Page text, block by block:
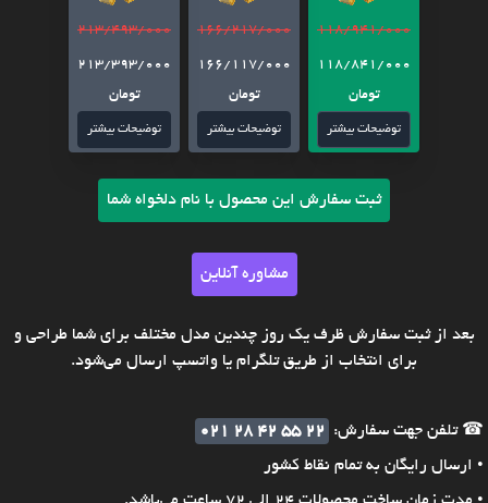
118/941/000
118/841/000
تومان
توضیحات بیشتر
166/217/000
166/117/000
تومان
توضیحات بیشتر
213/493/000
213/393/000
تومان
توضیحات بیشتر
ثبت سفارش این محصول با نام دلخواه شما
مشاوره آنلاین
بعد از ثبت سفارش ظرف یک روز چندین مدل مختلف برای شما طراحی و
برای انتخاب از طریق تلگرام یا واتسپ ارسال می‌شود.
☎ تلفن جهت سفارش:
021 28 42 55 22
• ارسال رایگان به تمام نقاط کشور